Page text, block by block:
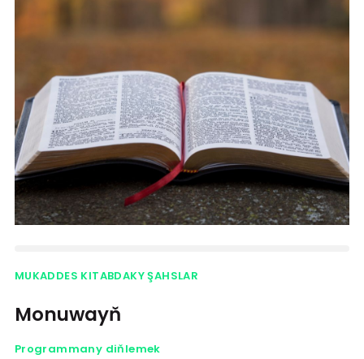
MUKADDES KITABDAKY ŞAHSLAR
Monuwayň
Programmany diňlemek